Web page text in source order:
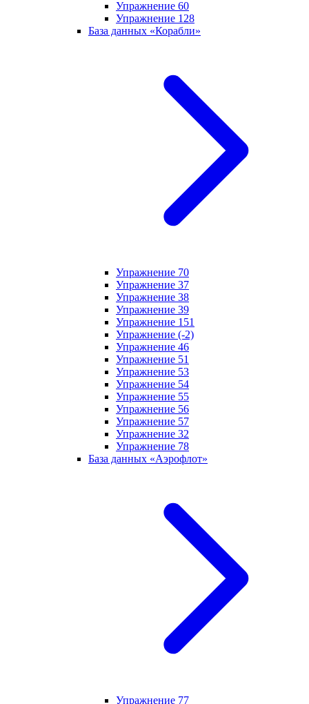
Упражнение 60
Упражнение 128
База данных «Корабли»
Упражнение 70
Упражнение 37
Упражнение 38
Упражнение 39
Упражнение 151
Упражнение (-2)
Упражнение 46
Упражнение 51
Упражнение 53
Упражнение 54
Упражнение 55
Упражнение 56
Упражнение 57
Упражнение 32
Упражнение 78
База данных «Аэрофлот»
Упражнение 77